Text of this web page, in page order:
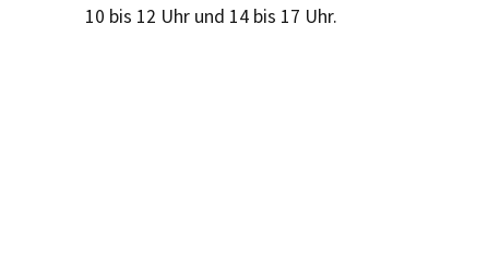
10 bis 12 Uhr und 14 bis 17 Uhr.